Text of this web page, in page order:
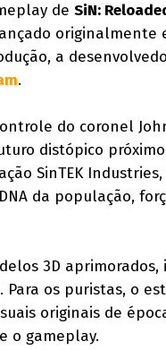
de SiN:
originalmente
a
.
do coronel
distópico
SinTEK
da população,
3D
os puristas, o
originais de
o gameplay.